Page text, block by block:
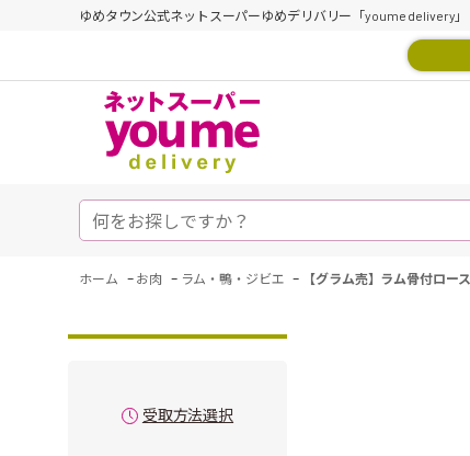
ゆめタウン公式ネットスーパーゆめデリバリー「youme delivery」
ホーム - お肉 - ラム・鴨・ジビエ - 【グラム売】ラム骨付ロ
受取方法選択